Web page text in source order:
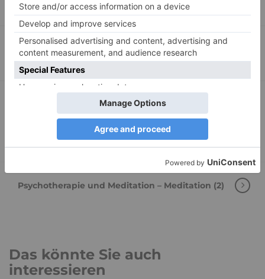
Schlagwörter: Bankenkrise, Betrug,
Die Wahrheit über die Lüge, Eifersucht, Seitensprung
Einsamkeit fühlen: Wer einsam ist, kann früher
Psychotherapie und Meditation – Meditation (2)
Das könnte Sie auch
interessieren